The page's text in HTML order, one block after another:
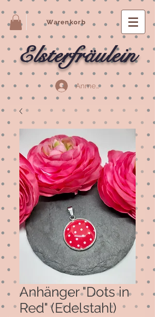
Warenkorb
Elsterfräulein
Anmelden
Anhänger "Dots in
Red" (Edelstahl)